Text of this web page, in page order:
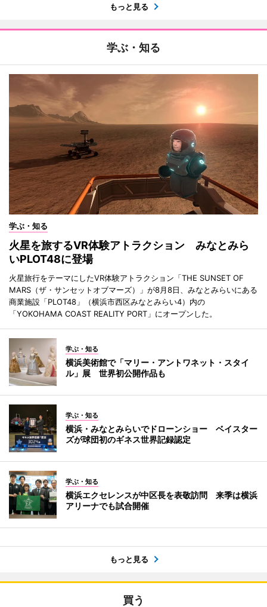
もっと見る
学ぶ・知る
学ぶ・知る
火星を旅するVR体験アトラクション みなとみら
いPLOT48に登場
火星旅行をテーマにしたVR体験アトラクション「THE SUNSET OF
MARS（ザ・サンセットオブマーズ）」が8月8日、みなとみらいにある
商業施設「PLOT48」（横浜市西区みなとみらい4）内の
「YOKOHAMA COAST REALITY PORT」にオープンした。
学ぶ・知る
横浜美術館で「マリー・アントワネット・スタイ
ル」展 世界初公開作品も
学ぶ・知る
横浜・みなとみらいでドローンショー ベイスター
ズが球団初のギネス世界記録認定
学ぶ・知る
横浜エクセレンスが中区長を表敬訪問 来季は横浜
アリーナでも試合開催
もっと見る
買う